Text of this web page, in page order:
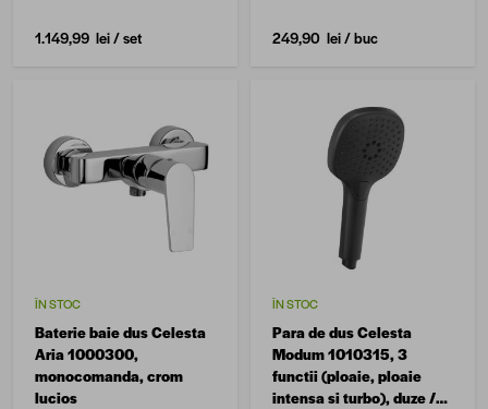
1.149,99 lei/ set 249,90 lei/ buc
ÎN STOC
Baterie baie dus Celesta
Aria 1000300,
monocomanda, crom
lucios
ÎN STOC
Para de dus Celesta
Modum 1010315, 3
functii (ploaie, ploaie
intensa si turbo), duze /